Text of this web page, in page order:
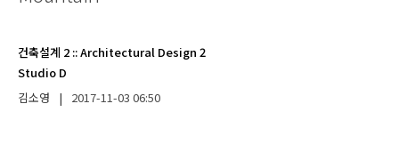
건축설계 2 ::Architectural Design 2
Studio D
김소영
| 2017-11-03 06:50